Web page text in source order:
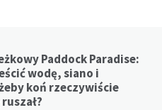
Paddock Paradise:
wodę, siano i
koń rzeczywiście